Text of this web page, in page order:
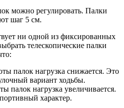
можно регулировать. Палки
шаг 5 см.
ни одной из фиксированных
телескопические палки
палок нагрузка снижается. Это
вариант ходьбы.
палок нагрузка увеличивается.
характер.